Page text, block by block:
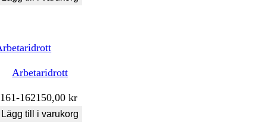
Arbetaridrott
161-162150,00kr
Lägg till i varukorg